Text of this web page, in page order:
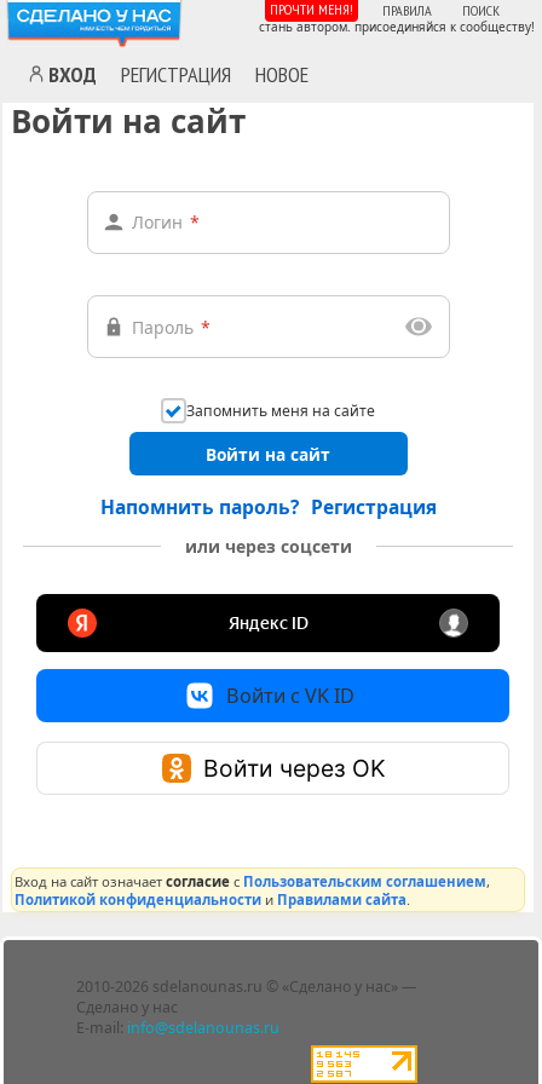
ВХОД РЕГИСТРАЦИЯ НОВОЕ
ПРОЧТИ МЕНЯ! ПРАВИЛА ПОИСК
стань автором. присоединяйся к сообществу!
Войти на сайт
Логин *
Пароль *
Запомнить меня на сайте
Войти на сайт
Напомнить пароль? Регистрация
или через соцсети
Войти с VK ID
Войти через OK
Вход на сайт означаетсогласие с Пользовательским соглашением,
Политикой конфиденциальности и Правилами сайта
2010-2026 sdelanounas.ru © «Сделано у нас» —
Сделано у нас
E-mail: info@sdelanounas.ru
Блоги
Люди
Политика